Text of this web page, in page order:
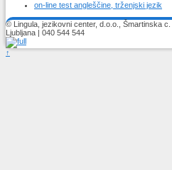
on-line test angleščine, trženjski jezik
© Lingula, jezikovni center, d.o.o., Šmartinska
Ljubljana | 040 544 544
↑